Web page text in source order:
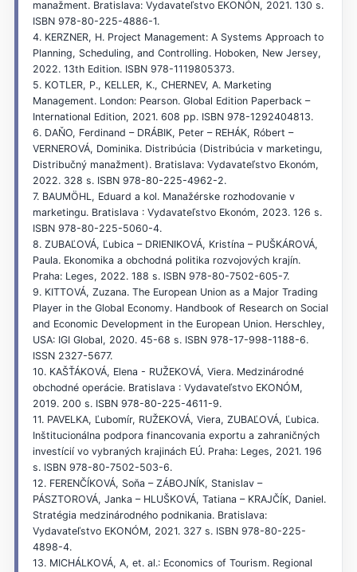
manažment. Bratislava: Vydavateľstvo EKONÓN, 2021. 130 s.
ISBN 978-80-225-4886-1.
4. KERZNER, H. Project Management: A Systems Approach to
Planning, Scheduling, and Controlling. Hoboken, New Jersey,
2022. 13th Edition. ISBN 978-1119805373.
5. KOTLER, P., KELLER, K., CHERNEV, A. Marketing
Management. London: Pearson. Global Edition Paperback –
International Edition, 2021. 608 pp. ISBN ‏.978-1292404813
6. DAŇO, Ferdinand – DRÁBIK, Peter – REHÁK, Róbert –
VERNEROVÁ, Dominika. Distribúcia (Distribúcia v marketingu,
Distribučný manažment). Bratislava: Vydavateľstvo Ekonóm,
2022. 328 s. ISBN 978-80-225-4962-2.
7. BAUMÖHL, Eduard a kol. Manažérske rozhodovanie v
marketingu. Bratislava : Vydavateľstvo Ekonóm, 2023. 126 s.
ISBN 978-80-225-5060-4.
8. ZUBAĽOVÁ, Ľubica – DRIENIKOVÁ, Kristína – PUŠKÁROVÁ,
Paula. Ekonomika a obchodná politika rozvojových krajín.
Praha: Leges, 2022. 188 s. ISBN 978-80-7502-605-7.
9. KITTOVÁ, Zuzana. The European Union as a Major Trading
Player in the Global Economy. Handbook of Research on Social
and Economic Development in the European Union. Herschley,
USA: IGI Global, 2020. 45-68 s. ISBN 978-17-998-1188-6.
ISSN 2327-5677.
10. KAŠŤÁKOVÁ, Elena - RUŽEKOVÁ, Viera. Medzinárodné
obchodné operácie. Bratislava : Vydavateľstvo EKONÓM,
2019. 200 s. ISBN 978-80-225-4611-9.
11. PAVELKA, Ľubomír, RUŽEKOVÁ, Viera, ZUBAĽOVÁ, Ľubica.
Inštitucionálna podpora financovania exportu a zahraničných
investícií vo vybraných krajinách EÚ. Praha: Leges, 2021. 196
s. ISBN 978-80-7502-503-6.
12. FERENČÍKOVÁ, Soňa – ZÁBOJNÍK, Stanislav –
PÁSZTOROVÁ, Janka – HLUŠKOVÁ, Tatiana – KRAJČÍK, Daniel.
Stratégia medzinárodného podnikania. Bratislava:
Vydavateľstvo EKONÓM, 2021. 327 s. ISBN 978-80-225-
4898-4.
13. MICHÁLKOVÁ, A, et. al.: Economics of Tourism. Regional